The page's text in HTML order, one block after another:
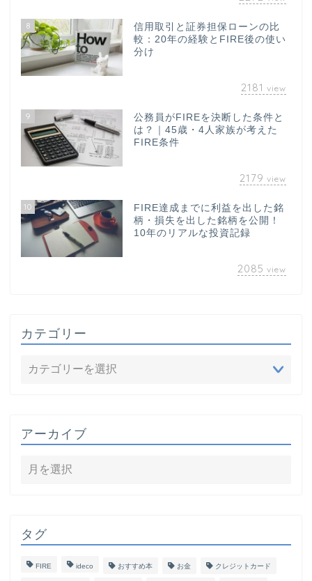
8
信用取引と証券担保ローンの比
較：20年の経験とFIRE後の使い
分け
2181 view
9
公務員がFIREを決断した条件と
は？｜45歳・4人家族が考えた
FIRE条件
2179 view
10
FIRE達成までに利益を出した銘
柄・損失を出した銘柄を公開！
10年のリアルな投資記録
2085 view
カテゴリー
アーカイブ
タグ
FIRE ideco おすすめ本 お金 クレジットカード